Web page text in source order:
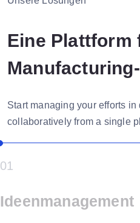
Eine Plattform
Start managing your efforts
collaboratively from a single
01
Ideenmanagement